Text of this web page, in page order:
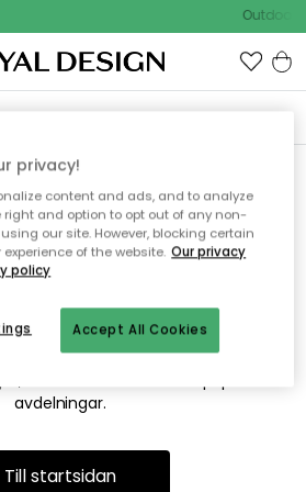
Outdoor
inte sidan du
söker
inte längre finns eller att den har
för besväret. I menyn ovan kan du
avdelningar.
Till startsidan
privacy!
content and ads, and to analyze
right and option to opt out of any non-
our site. However, blocking certain
of the website. Our privacy
policy
Accept All Cookies